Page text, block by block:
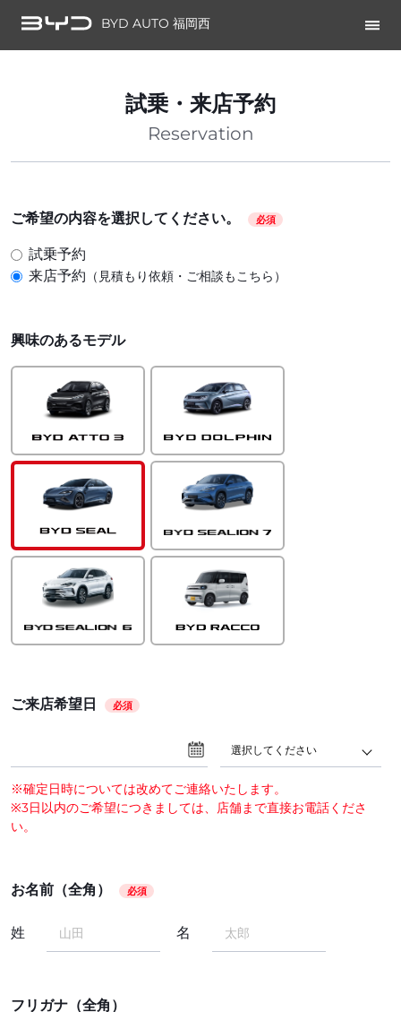
BYD AUTO 福岡西
試乗・来店予約
Reservation
ご希望の内容を選択してください。 必須
試乗予約
来店予約 （見積もり依頼・ご相談もこちら）
興味のあるモデル
ご来店希望日 必須
選択してください
※確定日時については改めてご連絡いたします。
※3日以内のご希望につきましては、店舗まで直接お電話くださ
い。
お名前（全角） 必須
姓 名
フリガナ（全角）